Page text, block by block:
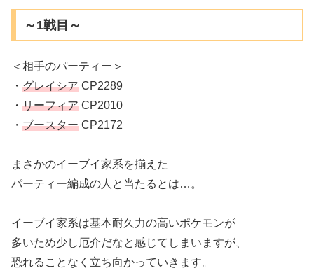
～1戦目～
＜相手のパーティー＞
・ グレイシア CP2289
・ リーフィア CP2010
・ ブースター CP2172
まさかのイーブイ家系を揃えた
パーティー編成の人と当たるとは…。
イーブイ家系は基本耐久力の高いポケモンが
多いため少し厄介だなと感じてしまいますが、
恐れることなく立ち向かっていきます。